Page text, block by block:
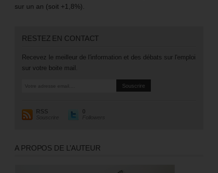
sur un an (soit +1,8%).
RESTEZ EN CONTACT
Recevez le meilleur de l'information et des débats sur l'emploi
sur votre boite mail.
RSS
Souscrire
0
Followers
A PROPOS DE L’AUTEUR